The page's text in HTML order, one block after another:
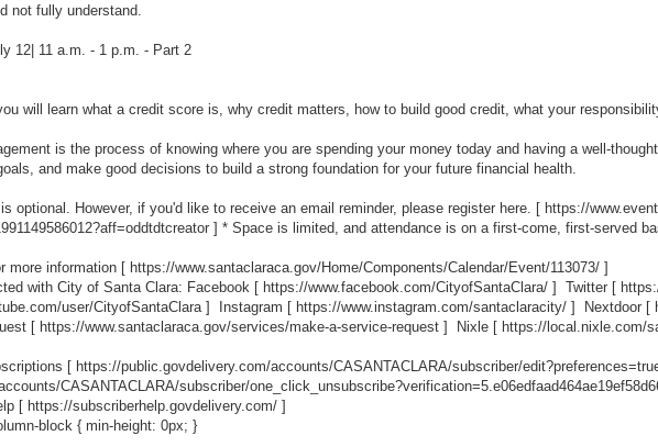
not fully understand.
12| 11 a.m. - 1 p.m. - Part 2
will learn what a credit score is, why credit matters, how to build good credit, what your
is the process of knowing where you are spending your money today and having a well-
and make good decisions to build a strong foundation for your future financial health.
optional. However, if you'd like to receive an email reminder, please register here. [ https://
] * Space is limited, and attendance is on a first-come, first-served
more information [ https://www.santaclaraca.gov/Home/Components/Calendar/Event/113073/ ]
with City of Santa Clara: Facebook [ https://www.facebook.com/CityofSantaClara/ ] Twitter [
user/CityofSantaClara] Instagram [ https://www.instagram.com/santaclaracity/ ] Nextdoor [
[ https://www.santaclaraca.gov/services/make-a-service-request ] Nixle [ https://local.nixle.com/
[ https://public.govdelivery.com/accounts/CASANTACLARA/subscriber/
CASANTACLARA/subscriber/
[ https://subscriberhelp.govdelivery.com/ ]
block { min-height: 0px; }